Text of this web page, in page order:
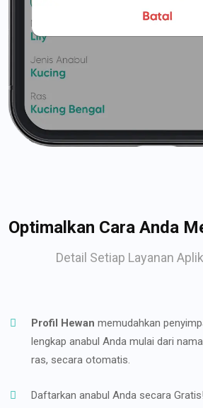
Optimalkan Cara Anda
Detail Setiap Layanan
Profil Hewan memudahkan
lengkap anabul Anda mulai dari
ras, secara otomatis.
Daftarkan anabul Anda secara